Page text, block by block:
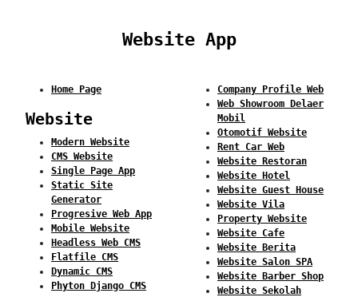
Website App
Home Page
Website
Modern Website
CMS Website
Single Page App
Static Site
Generator
Progresive Web App
Mobile Website
Headless Web CMS
Flatfile CMS
Dynamic CMS
Phyton Django CMS
Company Profile Web
Web Showroom Delaer
Mobil
Otomotif Website
Rent Car Web
Website Restoran
Website Hotel
Website Guest House
Website Vila
Property Website
Website Cafe
Website Berita
Website Salon SPA
Website Barber Shop
Website Sekolah